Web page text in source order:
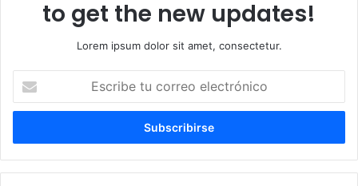
to get the new updates!
Lorem ipsum dolor sit amet, consectetur.
correo